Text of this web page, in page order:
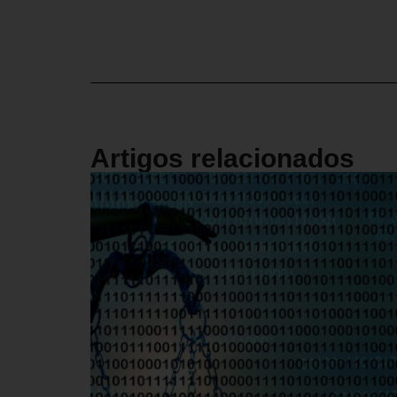
Artigos relacionados